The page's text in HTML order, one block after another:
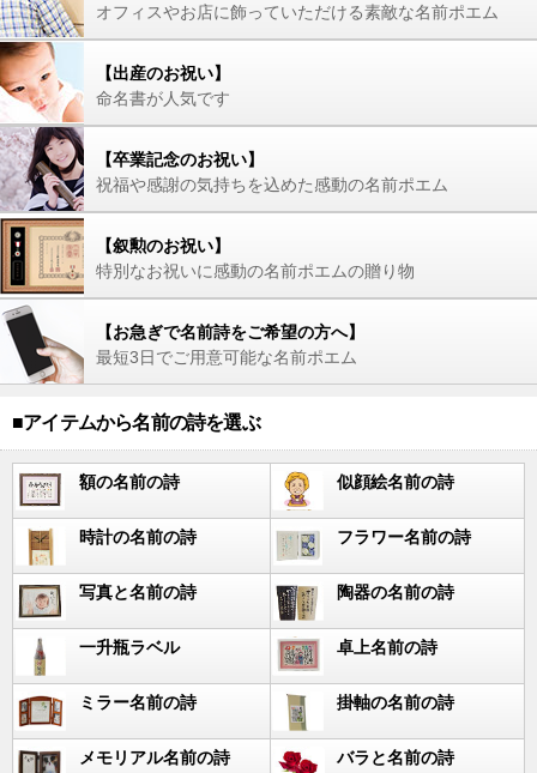
オフィスやお店に飾っていただける素敵な名前ポエム
【出産のお祝い】
命名書が人気です
【卒業記念のお祝い】
祝福や感謝の気持ちを込めた感動の名前ポエム
【叙勲のお祝い】
特別なお祝いに感動の名前ポエムの贈り物
【お急ぎで名前詩をご希望の方へ】
最短3日でご用意可能な名前ポエム
■アイテムから名前の詩を選ぶ
額の名前の詩 似顔絵名前の詩
時計の名前の詩 フラワー名前の詩
写真と名前の詩 陶器の名前の詩
一升瓶ラベル 卓上名前の詩
ミラー名前の詩 掛軸の名前の詩
メモリアル名前の詩 バラと名前の詩